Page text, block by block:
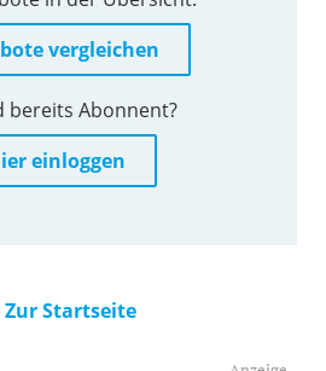
vergleichen
bereits Abonnent?
einloggen
Zur Startseite